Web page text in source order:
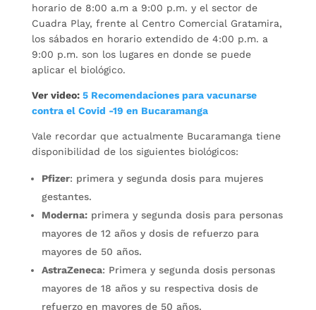
horario de 8:00 a.m a 9:00 p.m. y el sector de
Cuadra Play, frente al Centro Comercial Gratamira,
los sábados en horario extendido de 4:00 p.m. a
9:00 p.m. son los lugares en donde se puede
aplicar el biológico.
Ver video: 5 Recomendaciones para vacunarse
contra el Covid -19 en Bucaramanga
Vale recordar que actualmente Bucaramanga tiene
disponibilidad de los siguientes biológicos:
Pfizer: primera y segunda dosis para mujeres
gestantes.
Moderna:primera y segunda dosis para personas
mayores de 12 años y dosis de refuerzo para
mayores de 50 años.
AstraZeneca: Primera y segunda dosis personas
mayores de 18 años y su respectiva dosis de
refuerzo en mayores de 50 años.